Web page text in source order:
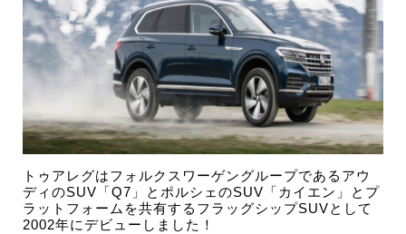
トゥアレグはフォルクスワーゲングループであるアウ
ディのSUV「Q7」とポルシェのSUV「カイエン」とプ
ラットフォームを共有するフラッグシップSUVとして
2002年にデビューしました！